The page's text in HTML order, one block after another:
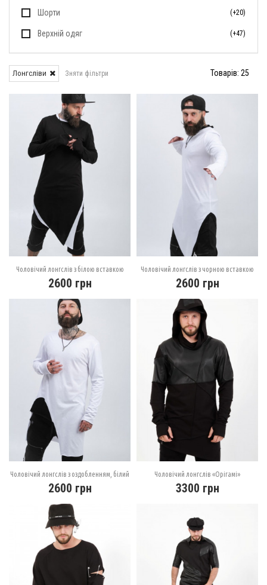
Шорти (+20)
Верхній одяг (+47)
Лонгсліви Зняти фільтри Товарів: 25
Чоловічий лонгслів з білою вставкою
2600 грн
Чоловічий лонгслів з чорною вставкою
2600 грн
Чоловічий лонгслів з оздобленням, білий
2600 грн
Чоловічий лонгслів «Орігамі»
3300 грн